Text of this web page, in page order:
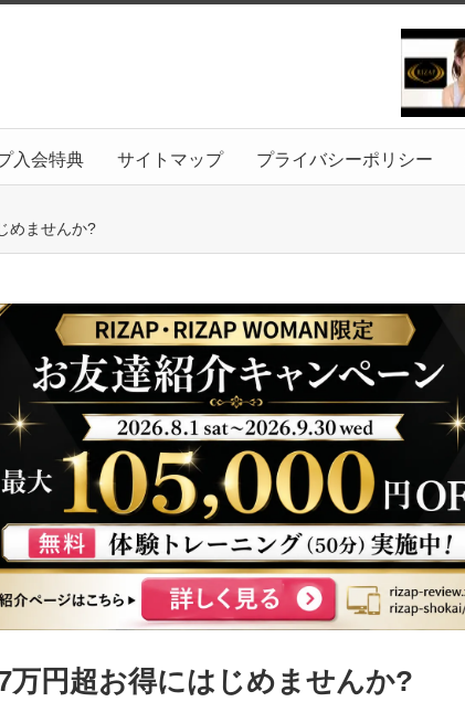
入会特典 サイトマップ プライバシーポリシー
めませんか?
円超お得にはじめませんか?